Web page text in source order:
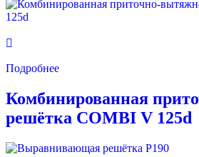
Подробнее
Комбинированная
решётка COMBI V 125d